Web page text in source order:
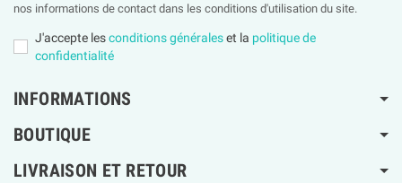
nos informations de contact dans les conditions d'utilisation du site.
J'accepte lesconditions généraleset la politique de
confidentialité
INFORMATIONS
BOUTIQUE
LIVRAISON ET RETOUR